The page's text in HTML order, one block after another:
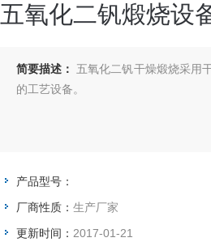
五氧化二钒煅烧设
简要描述：
的工艺设备。
产品型号：
厂商性质： 生产厂家
更新时间： 2017-01-21